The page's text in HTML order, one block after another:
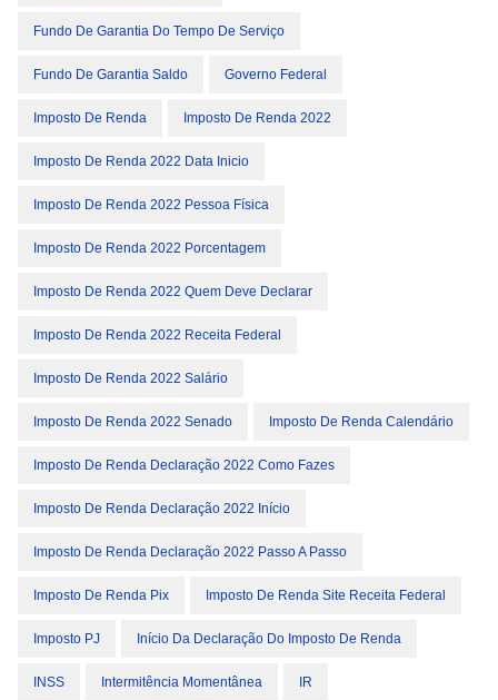
Fundo De Garantia Do Tempo De Serviço
Fundo De Garantia Saldo Governo Federal
Imposto De Renda Imposto De Renda 2022
Imposto De Renda 2022 Data Inicio
Imposto De Renda 2022 Pessoa Física
Imposto De Renda 2022 Porcentagem
Imposto De Renda 2022 Quem Deve Declarar
Imposto De Renda 2022 Receita Federal
Imposto De Renda 2022 Salário
Imposto De Renda 2022 Senado Imposto De Renda Calendário
Imposto De Renda Declaração 2022 Como Fazes
Imposto De Renda Declaração 2022 Início
Imposto De Renda Declaração 2022 Passo A Passo
Imposto De Renda Pix Imposto De Renda Site Receita Federal
Imposto PJ Início Da Declaração Do Imposto De Renda
INSS Intermitência Momentânea IR